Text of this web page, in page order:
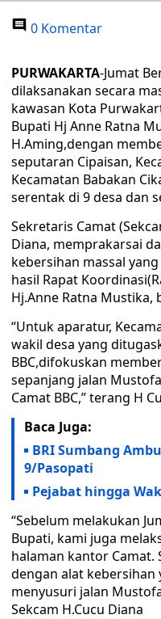
0 Komentar
PURWAKARTA-Jumat
dilaksanakan secara
kawasan Kota
Bupati Hj Anne Ratna
H.Aming,dengan
seputaran Cipaisan,
Kecamatan Babakan
serentak di 9 desa dan
Sekretaris Camat
Diana, memprakarsai
kebersihan massal
hasil Rapat
Hj.Anne Ratna Mustika,
“Untuk aparatur,
wakil desa yang
BBC,difokuskan
sepanjang jalan
Camat BBC,” terang H
Baca Juga:
BRI Sumbang
9/Pasopati
Pejabat hingga
“Sebelum melakukan
Bupati, kami juga
halaman kantor Camat.
dengan alat kebersihan
menyusuri jalan
Sekcam H.Cucu Diana